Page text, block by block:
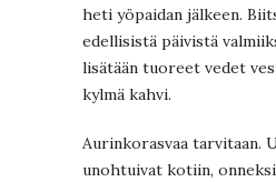
heti yöpaidan jälkeen.
edellisistä päivistä
lisätään tuoreet vedet
kylmä kahvi.
Aurinkorasvaa tarvitaan.
unohtuivat kotiin,